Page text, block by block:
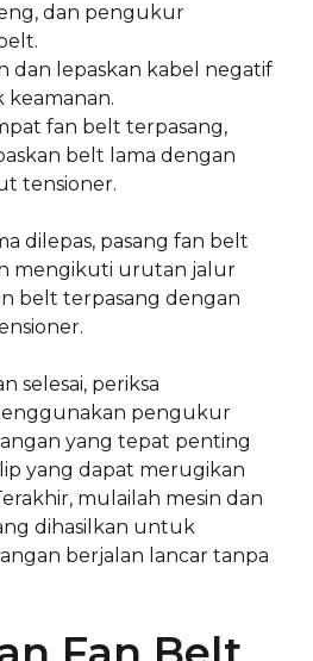
dan pengukur
dan lepaskan kabel negatif
fan belt terpasang,
belt lama dengan
tensioner.
dilepas, pasang fan belt
mengikuti urutan jalur
belt terpasang dengan
selesai, periksa
pengukur
yang tepat penting
yang dapat merugikan
mulailah mesin dan
dihasilkan untuk
berjalan lancar tanpa